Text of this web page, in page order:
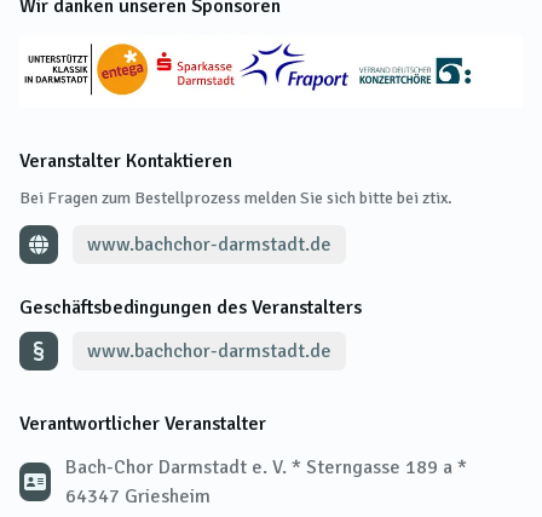
Wir danken unseren Sponsoren
Veranstalter Kontaktieren
Bei Fragen zum Bestellprozess melden Sie sich bitte bei ztix.
www.bachchor-darmstadt.de
Geschäftsbedingungen des Veranstalters
www.bachchor-darmstadt.de
Verantwortlicher Veranstalter
Bach-Chor Darmstadt e. V. * Sterngasse 189 a *
64347 Griesheim